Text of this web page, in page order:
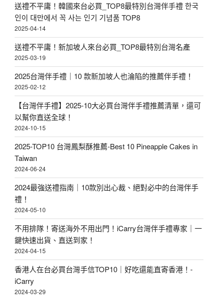
送禮不平庸！韓國來台必買_TOP8最特別台灣伴手禮 한국
인이 대만에서 꼭 사는 인기 기념품 TOP8
2025-04-14
送禮不平庸！新加坡人來台必買_TOP8最特別台灣名產
2025-03-19
2025台灣伴手禮｜10 款新加坡人也淪陷的推薦伴手禮！
2025-02-12
【台灣伴手禮】2025-10大必買台灣伴手禮推薦清單，還可
以幫你直送全球！
2024-10-15
2025-TOP10 台灣鳳梨酥推薦-Best 10 Pineapple Cakes in
Taiwan
2024-06-24
2024最強送禮指南｜10款別出心裁、絕對必中的台灣伴手
禮！
2024-05-10
不用排隊！寄送海外不用出門！iCarry台灣伴手禮專家｜一
鍵快速出貨、直送到家！
2024-04-15
香港人在台必買台灣手信TOP10｜好吃還能直寄香港！-
iCarry
2024-03-29